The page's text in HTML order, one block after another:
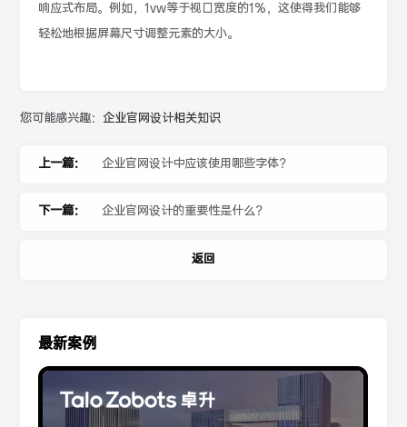
响应式布局。例如，1vw等于视口宽度的1%，这使得我们能够
轻松地根据屏幕尺寸调整元素的大小。
您可能感兴趣： 企业官网设计相关知识
上一篇： 企业官网设计中应该使用哪些字体？
下一篇： 企业官网设计的重要性是什么？
返回
最新案例